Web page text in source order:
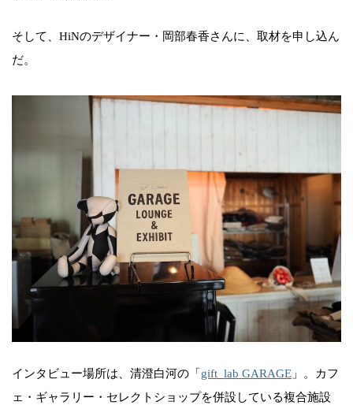
そして、HiNのデザイナー・岡部春香さんに、取材を申し込ん
だ。
インタビュー場所は、清澄白河の「 gift_lab GARAGE 」。カフ
ェ・ギャラリー・セレクトショップを併設している複合施設